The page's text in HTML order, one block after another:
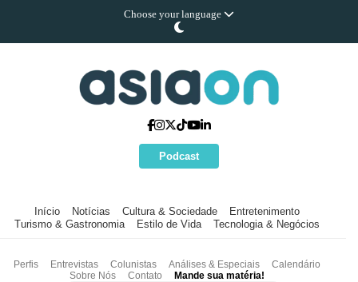
Choose your language
Podcast
Início Notícias Cultura & Sociedade
Entretenimento
Turismo & Gastronomia
Estilo de Vida Tecnologia & Negócios
Perfis Entrevistas Colunistas Análises & Especiais
Calendário
Sobre Nós
Contato Mande sua matéria!